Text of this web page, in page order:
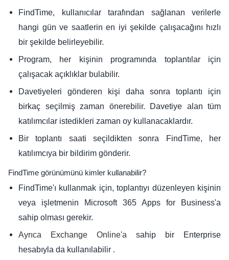
FindTime, kullanıcılar tarafından sağlanan verilerle
hangi gün ve saatlerin en iyi şekilde çalışacağını hızlı
bir şekilde belirleyebilir.
Program, her kişinin programında toplantılar için
çalışacak açıklıklar bulabilir.
Davetiyeleri gönderen kişi daha sonra toplantı için
birkaç seçilmiş zaman önerebilir. Davetiye alan tüm
katılımcılar istedikleri zaman oy kullanacaklardır.
Bir toplantı saati seçildikten sonra FindTime, her
katılımcıya bir bildirim gönderir.
FindTime görünümünü kimler kullanabilir?
FindTime'ı kullanmak için, toplantıyı düzenleyen kişinin
veya işletmenin Microsoft 365 Apps for Business'a
sahip olması gerekir.
Ayrıca Exchange Online'a sahip bir Enterprise
hesabıyla da kullanılabilir .